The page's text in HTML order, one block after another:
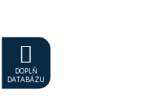

DOPLŇ
DATABÁZU